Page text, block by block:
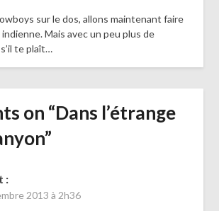
sur le dos, allons maintenant faire
Mais avec un peu plus de
te plaît…
on “Dans l’étrange
”
:
2013 à 2h36